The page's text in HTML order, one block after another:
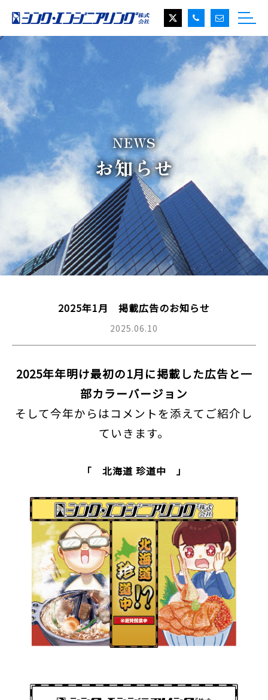
NEWS
お知らせ
2025年1月 掲載広告のお知らせ
2025.06.10
2025年年明け最初の1月に掲載した広告と一
部カラーバージョン
そして今年からはコメントを添えてご紹介し
ていきます。
「 北海道 珍道中 」